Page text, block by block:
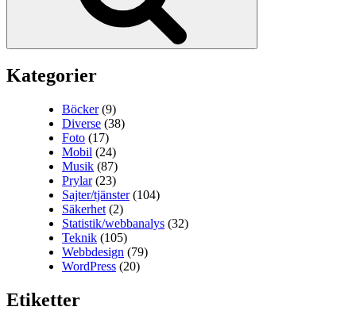
Kategorier
Böcker(9)
Diverse (38)
Foto (17)
Mobil (24)
Musik (87)
Prylar(23)
Sajter/tjänster(104)
Säkerhet (2)
Statistik/webbanalys (32)
Teknik (105)
Webbdesign (79)
WordPress (20)
Etiketter